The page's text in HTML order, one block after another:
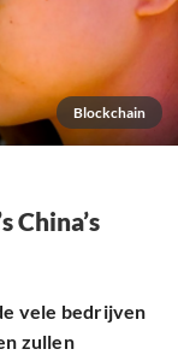
Blockchain
China’s
vele bedrijven
zullen